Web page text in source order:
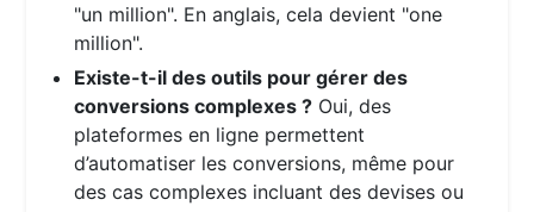
"un million". En anglais, cela devient "one
million".
Existe-t-il des outils pour gérer des
conversions complexes ? Oui, des
plateformes en ligne permettent
d’automatiser les conversions, même pour
des cas complexes incluant des devises ou